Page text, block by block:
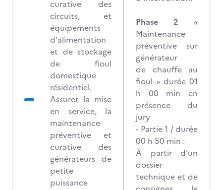
curative des
circuits, et
équipements
d'alimentation
et de stockage
de fioul
domestique
résidentiel.
Assurer la mise
en service, la
maintenance
préventive et
curative des
générateurs de
petite
puissance
Phase 2 «
Maintenance
préventive sur
générateur
de chauffe au
fioul » durée 01
h 00 min en
présence du
jury
- Partie 1 / durée
00 h 50 min :
À partir d'un
dossier
technique et de